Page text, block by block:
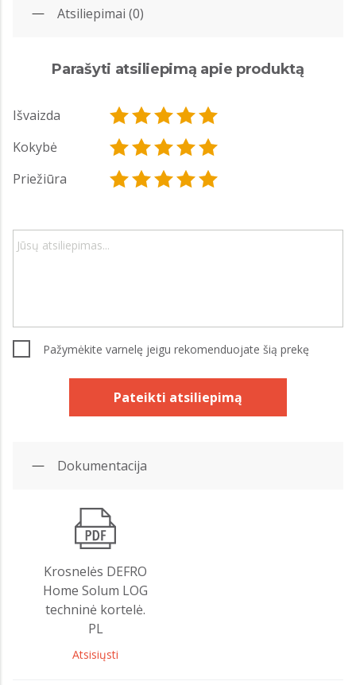
Atsiliepimai (0)
Parašyti atsiliepimą apie produktą
Išvaizda
Kokybė
Priežiūra
Pažymėkite varnelę jeigu rekomenduojate šią prekę
Pateikti atsiliepimą
Dokumentacija
Krosnelės DEFRO
Home Solum LOG
techninė kortelė.
PL
Atsisiųsti